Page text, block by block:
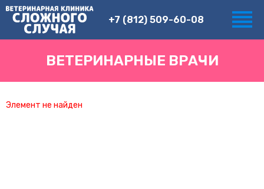
+7 (812) 509-60-08
ВЕТЕРИНАРНЫЕ ВРАЧИ
Элемент не найден